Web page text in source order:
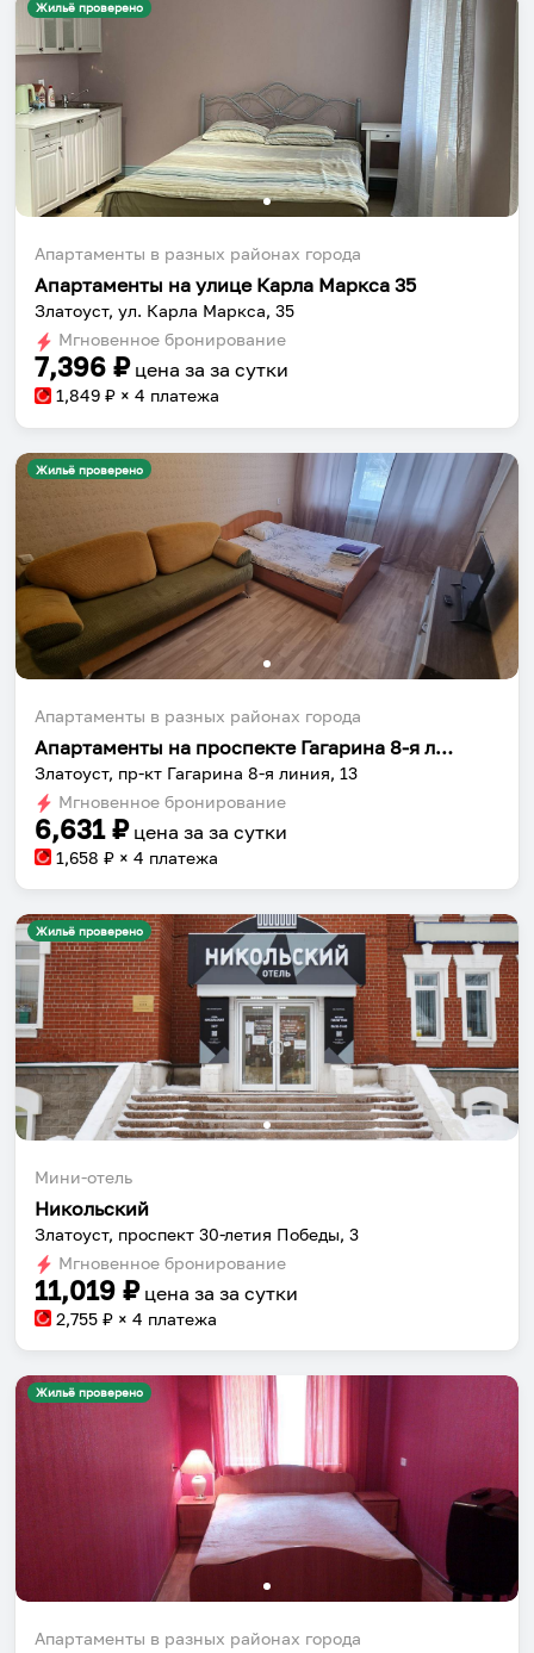
Жильё проверено
Апартаменты в разных районах города
Апартаменты на улице Карла Маркса 35
Златоуст, ул. Карла Маркса, 35
Мгновенное бронирование
7,396 ₽ цена за за сутки
1,849 ₽ × 4 платежа
Жильё проверено
Апартаменты в разных районах города
Апартаменты на проспекте Гагарина 8-я линия 13
Златоуст, пр-кт Гагарина 8-я линия, 13
Мгновенное бронирование
6,631₽ цена за за сутки
1,658 ₽ × 4 платежа
Жильё проверено
Мини-отель
Никольский
Златоуст, проспект 30-летия Победы, 3
Мгновенное бронирование
11,019 ₽ цена за за сутки
2,755 ₽ × 4 платежа
Жильё проверено
Апартаменты в разных районах города